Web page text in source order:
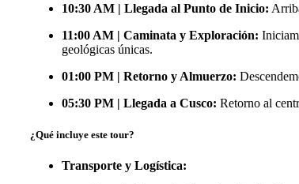
10:30 AM | Llegada al Punto de Inicio:
11:00 AM | Caminata y Exploración:
geológicas únicas.
01:00 PM | Retorno y Almuerzo:
05:30 PM | Llegada a Cusco: Retorno al
¿Qué incluye este tour?
Transporte y Logística: